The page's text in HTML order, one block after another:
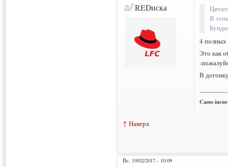
REDиска
В
4 полных
Это как
-
В
Casus
↑ Наверх
Вс, 19/02/2017 - 10:09